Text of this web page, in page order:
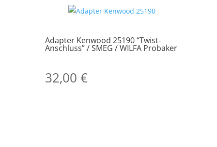
Adapter Kenwood 25190 “Twist-
Anschluss” / SMEG / WILFA Probaker
32,00€